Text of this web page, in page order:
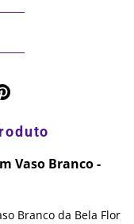
Vaso Branco -
Branco da Bela Flor